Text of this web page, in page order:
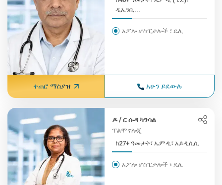
ዲኤንቢ...
አፖሎ ሆስፒታሎች ፣ ዴሊ
ቀጠሮ ማስያዝ አሁን ይደውሉ
ዶ / ር ሱዳ ካንሳል
ፐልሞኖሎጂ
ከ27+ ዓመታት፣ ኤምዲ፣ አይዲሲሲ
አፖሎ ሆስፒታሎች ፣ ዴሊ